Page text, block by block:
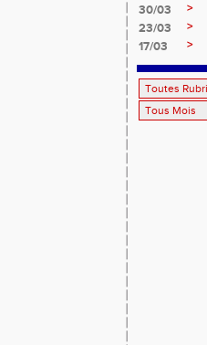
30/03
>
23/03
>
17/03
>